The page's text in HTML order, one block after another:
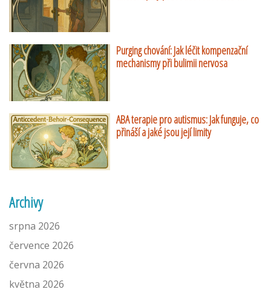
Purging chování: Jak léčit kompenzační
mechanismy při bulimii nervosa
ABA terapie pro autismus: Jak funguje, co
přináší a jaké jsou její limity
Archivy
srpna 2026
července 2026
června 2026
května 2026